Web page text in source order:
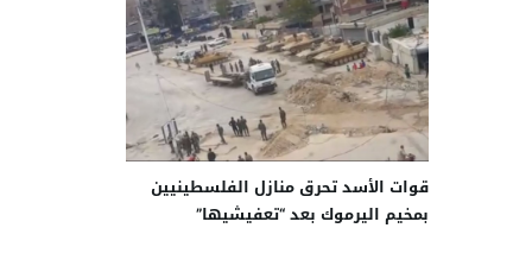
قوات الأسد تحرق منازل الفلسطينيين
بمخيم اليرموك بعد “تعفيشيها”